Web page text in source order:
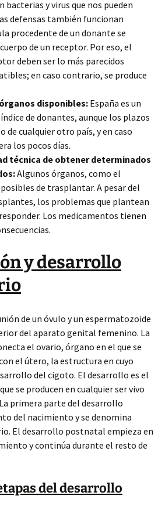
bacterias y virus que nos pueden
defensas también funcionan
procedente de un donante se
de un receptor. Por eso, el
deben ser lo más parecidos
en caso contrario, se produce
disponibles:España es un
de donantes, aunque los plazos
de cualquier otro país, y en caso
los pocos días.
técnica de obtener determinados
Algunos órganos, como el
de trasplantar. A pesar del
los problemas que plantean
Los medicamentos tienen
y desarrollo
de un óvulo y un espermatozoide
del aparato genital femenino. La
el ovario, órgano en el que se
el útero, la estructura en cuyo
del cigoto. El desarrollo es el
se producen en cualquier ser vivo
primera parte del desarrollo
del nacimiento y se denomina
El desarrollo postnatal empieza en
y continúa durante el resto de
del desarrollo